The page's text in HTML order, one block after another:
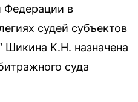
Федерации в
судей субъектов
Шикина К.Н. назначена
суда